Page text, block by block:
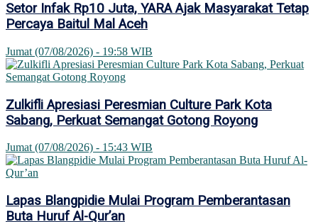
Setor Infak Rp10 Juta, YARA Ajak Masyarakat Tetap
Percaya Baitul Mal Aceh
Jumat (07/08/2026) - 19:58 WIB
Zulkifli Apresiasi Peresmian Culture Park Kota
Sabang, Perkuat Semangat Gotong Royong
Jumat (07/08/2026) - 15:43 WIB
Lapas Blangpidie Mulai Program Pemberantasan
Buta Huruf Al-Qur’an